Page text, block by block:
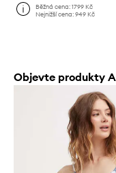
Běžná cena:1799 Kč
Nejnižší cena:949 Kč
Objevte produkty